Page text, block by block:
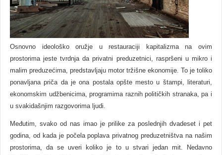
Osnovno ideološko oružje u restauraciji kapitalizma na ovim
prostorima jeste tvrdnja da privatni preduzetnici, raspršeni u mikro i
malim preduzećima, predstavljaju motor tržišne ekonomije. To je toliko
ponavljana priča da je ona postala opšte mesto u štampi, literaturi,
ekonomskim udžbenicima, programima raznih političkih stranaka, pa i
u svakidašnjim razgovorima ljudi.
Međutim, svako od nas imao je prilike za poslednjih dvadeset i pet
godina, od kada je počela poplava privatnog preduzetništva na našim
prostorima, da se uveri koliko je to u stvari jedan mit. Nedavno